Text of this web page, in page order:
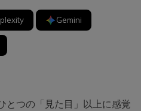
Gemini
とつの「見た目」以上に感覚